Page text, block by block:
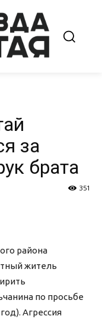
за
брата
351
района
житель
по просьбе
Агрессия